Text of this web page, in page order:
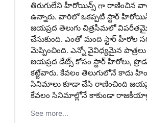
తిరుగులేని హీరోయిన్స్ గా రాణించిన
ఉన్నారు. వారిలో ఒకప్పటి స్టార్
జయప్రద తెలుగు చిత్రసీమలో
చేసుకుంది. ఎంతో మంది స్టార్ హీరోల
మెప్పించింది. ఎన్నో వైవిధ్యమైన
జయప్రద డేట్స్ కోసం స్టార్ హీరోలు,
కట్టేవారు. కేవలం తెలుగులోనే కాదు
సినిమాలు కూడా చేసి రాణించింది
కేవలం సినిమాల్లోనే కాకుండా
See more...